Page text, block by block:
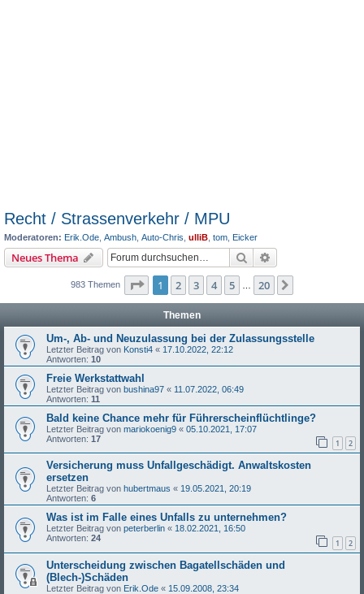
Recht / Strassenverkehr / MPU
Moderatoren: Erik.Ode Ambush Auto-Chris ulliB tom Eicker
Neues Thema Suche
983 Themen Seite 1von 20
1 2 3 4 5 20
Themen
Um-, Ab- und Neuzulassung bei der Zulassungsstelle
Letzter Beitrag von Konsti4 « 17.10.2022, 22:12
Antworten: 10
Freie Werkstattwahl
Letzter Beitrag von bushina97 « 11.07.2022, 06:49
Antworten: 11
Bald keine Chance mehr für Führerscheinflüchtlinge?
Letzter Beitrag von mariokoenig9 « 05.10.2021, 17:07
Antworten: 17 1 2
Versicherung muss Unfallgeschädigt. Anwaltskosten
ersetzen
Letzter Beitrag von hubertmaus « 19.05.2021, 20:19
Antworten: 6
Was ist im Falle eines Unfalls zu unternehmen?
Letzter Beitrag von peterberlin « 18.02.2021, 16:50
Antworten: 24 1 2
Unterscheidung zwischen Bagatellschäden und
(Blech-)Schäden
Letzter Beitrag von Erik.Ode « 15.09.2008, 23:34